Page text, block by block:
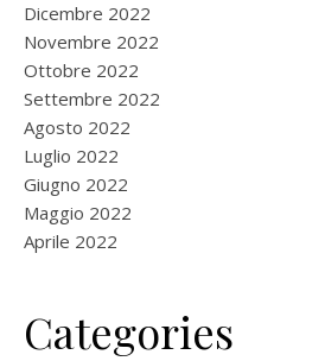
Dicembre 2022
Novembre 2022
Ottobre 2022
Settembre 2022
Agosto 2022
Luglio 2022
Giugno 2022
Maggio 2022
Aprile 2022
Categories